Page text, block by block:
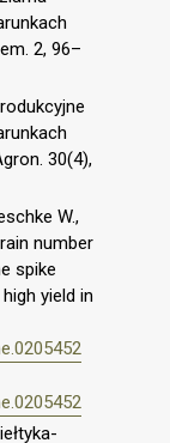
2, 96–
30(4),
W.,
number
spike
yield in